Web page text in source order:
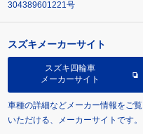
304389601221号
スズキメーカーサイト
スズキ四輪車
メーカーサイト
車種の詳細などメーカー情報をご覧
いただける、メーカーサイトです。